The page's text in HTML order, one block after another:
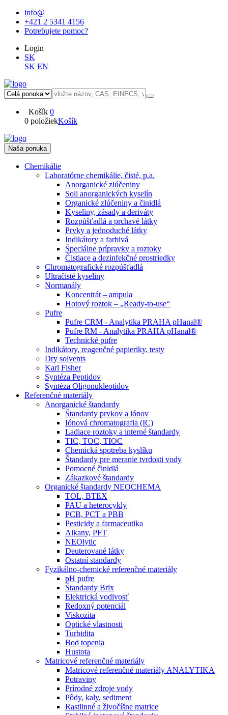
info@
+421 2 5341 4156
Potrebujete pomoc?
Login
SK
SK EN
Košík 0
0 položiekKošík
Naša ponuka
Chemikálie
Laboratórne chemikálie, čisté, p.a.
Anorganické zlúčeniny
Soli anorganických kyselín
Organické zlúčeniny a činidlá
Kyseliny, zásady a deriváty
Rozpúšťadlá a prchavé látky
Prvky a jednoduché látky
Indikátory a farbivá
Špeciálne prípravky a roztoky
Čistiace a dezinfekčné prostriedky
Chromatografické rozpúšťadlá
Ultračisté kyseliny
Normanály
Koncentrát – ampula
Hotový roztok – „Ready-to-use“
Pufre
Pufre CRM - Analytika PRAHA pHanal®
Pufre RM - Analytika PRAHA pHanal®
Technické pufre
Indikátory, reagenčné papieriky, testy
Dry solvents
Karl Fisher
Syntéza Peptidov
Syntéza Oligonukleotidov
Referenčné materiály
Anorganické štandardy
Štandardy prvkov a iónov
Iónová chromatografia (IC)
Ladiace roztoky a interné štandardy
TIC, TOC, TIOC
Chemická spotreba kyslíku
Štandardy pre meranie tvrdosti vody
Pomocné činidlá
Zákazkové štandardy
Organické štandardy NEOCHEMA
TOL, BTEX
PAU a heterocykly
PCB, PCT a PBB
Pesticidy a farmaceutika
Alkany, PFT
NEOlytic
Deuterované látky
Ostatní standardy
Fyzikálno-chemické referenčné materiály
pH pufre
Štandardy Brix
Elektrická vodivosť
Redoxný potenciál
Viskozita
Optické vlastnosti
Turbidita
Bod topenia
Hustota
Matricové referenčné materiály
Matricové referenčné materiály ANALYTIKA
Potraviny
Prírodné zdroje vody
Pôdy, kaly, sediment
Rastlinné a živočíšne matrice